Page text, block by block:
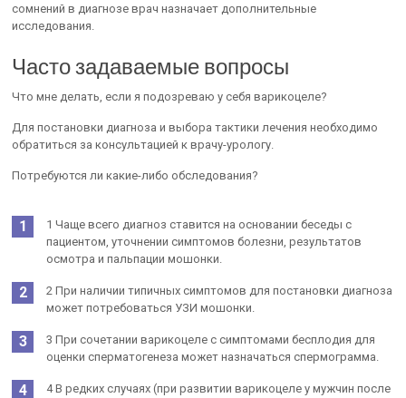
сомнений в диагнозе врач назначает дополнительные
исследования.
Часто задаваемые вопросы
Что мне делать, если я подозреваю у себя варикоцеле?
Для постановки диагноза и выбора тактики лечения необходимо
обратиться за консультацией к врачу-урологу.
Потребуются ли какие-либо обследования?
1 Чаще всего диагноз ставится на основании беседы с
пациентом, уточнении симптомов болезни, результатов
осмотра и пальпации мошонки.
2 При наличии типичных симптомов для постановки диагноза
может потребоваться УЗИ мошонки.
3 При сочетании варикоцеле с симптомами бесплодия для
оценки сперматогенеза может назначаться спермограмма.
4 В редких случаях (при развитии варикоцеле у мужчин после